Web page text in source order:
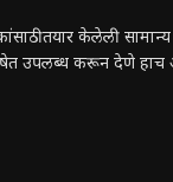
तयार केलेली सामान्य
उपलब्ध करून देणे